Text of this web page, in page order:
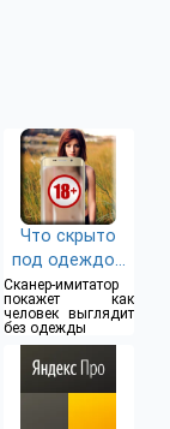
Что скрыто
под одеждой
(18+)
Сканер-имитатор
покажет как
человек выглядит
без одежды